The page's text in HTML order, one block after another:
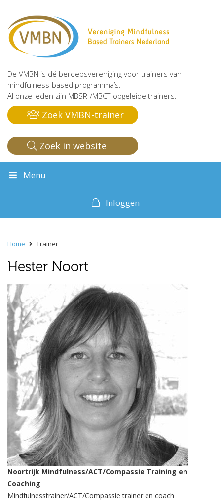
De VMBN is dé beroepsvereniging voor trainers van
mindfulness-based programma’s.
Al onze leden zijn MBSR-/MBCT-opgeleide trainers.
Zoek VMBN-trainer
Zoek in website
Menu
Inloggen
Home Trainer
Hester Noort
Noortrijk Mindfulness/ACT/Compassie Training en
Coaching
Mindfulnesstrainer/ACT/Compassie trainer en coach